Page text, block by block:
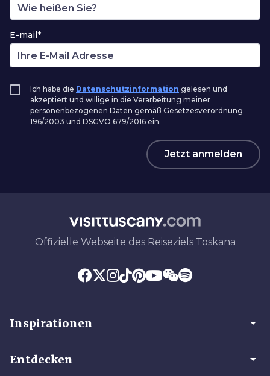
E-mail*
Ich habe die Datenschutzinformation gelesen und
akzeptiert und willige in die Verarbeitung meiner
personenbezogenen Daten gemäß Gesetzesverordnung
196/2003 und DSGVO 679/2016 ein.
Jetzt anmelden
Offizielle Webseite des Reiseziels Toskana
Inspirationen arrow_drop_down
Entdecken arrow_drop_down